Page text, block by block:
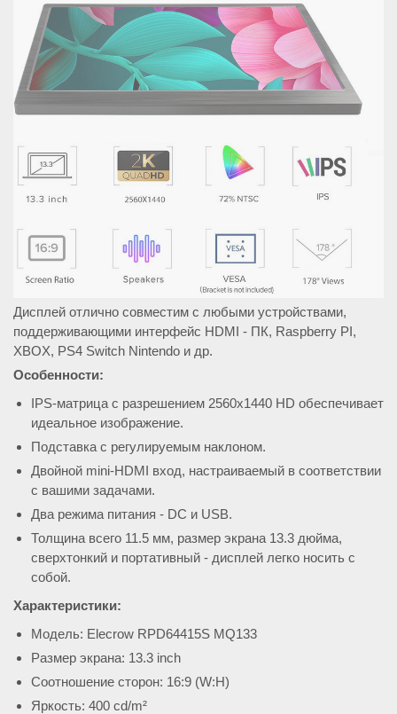
Дисплей отлично совместим с любыми устройствами,
поддерживающими интерфейс HDMI - ПК, Raspberry PI,
XBOX, PS4 Switch Nintendo и др.
Особенности:
IPS-матрица с разрешением 2560x1440 HD обеспечивает
идеальное изображение.
Подставка с регулируемым наклоном.
Двойной mini-HDMI вход, настраиваемый в соответствии
с вашими задачами.
Два режима питания - DC и USB.
Толщина всего 11.5 мм, размер экрана 13.3 дюйма,
сверхтонкий и портативный - дисплей легко носить с
собой.
Характеристики:
Модель: Elecrow RPD64415S MQ133
Размер экрана: 13.3 inch
Соотношение сторон: 16:9 (W:H)
Яркость: 400 cd/m²